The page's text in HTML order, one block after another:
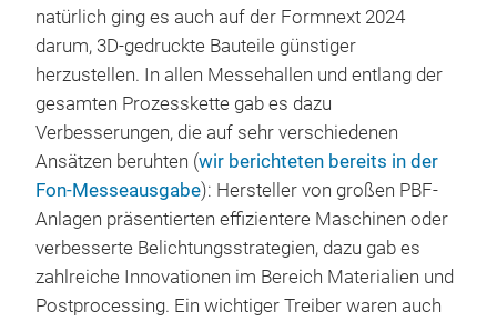
natürlich ging es auch auf der Formnext 2024
darum, 3D-gedruckte Bauteile günstiger
herzustellen. In allen Messehallen und entlang der
gesamten Prozesskette gab es dazu
Verbesserungen, die auf sehr verschiedenen
Ansätzen beruhten (wir berichteten bereits in der
Fon-Messeausgabe): Hersteller von großen PBF-
Anlagen präsentierten effizientere Maschinen oder
verbesserte Belichtungsstrategien, dazu gab es
zahlreiche Innovationen im Bereich Materialien und
Postprocessing. Ein wichtiger Treiber waren auch